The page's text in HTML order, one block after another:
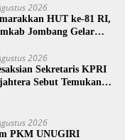
2026
HUT ke-81 RI,
Jombang Gelar
ASN
2026
Sekretaris KPRI
Sebut Temukan
2026
PKM UNUGIRI